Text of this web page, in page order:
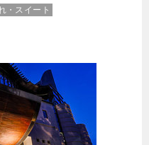
・スイート